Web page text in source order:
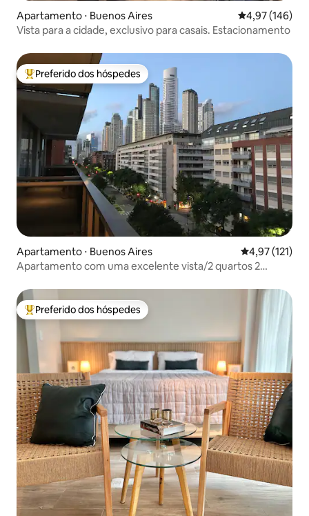
Apartamento ⋅ Buenos Aires 4,97 de uma
4,97 (146)
Vista para a cidade, exclusivo para casais. Estacionamento
Entre os melhores preferidos dos hóspedes
Preferido dos hóspedes
Apartamento ⋅ Buenos Aires 4,97 de uma
4,97 (121)
Apartamento com uma excelente vista/2 quartos 2
Entre os melhores preferidos dos hóspedes
Preferido dos hóspedes